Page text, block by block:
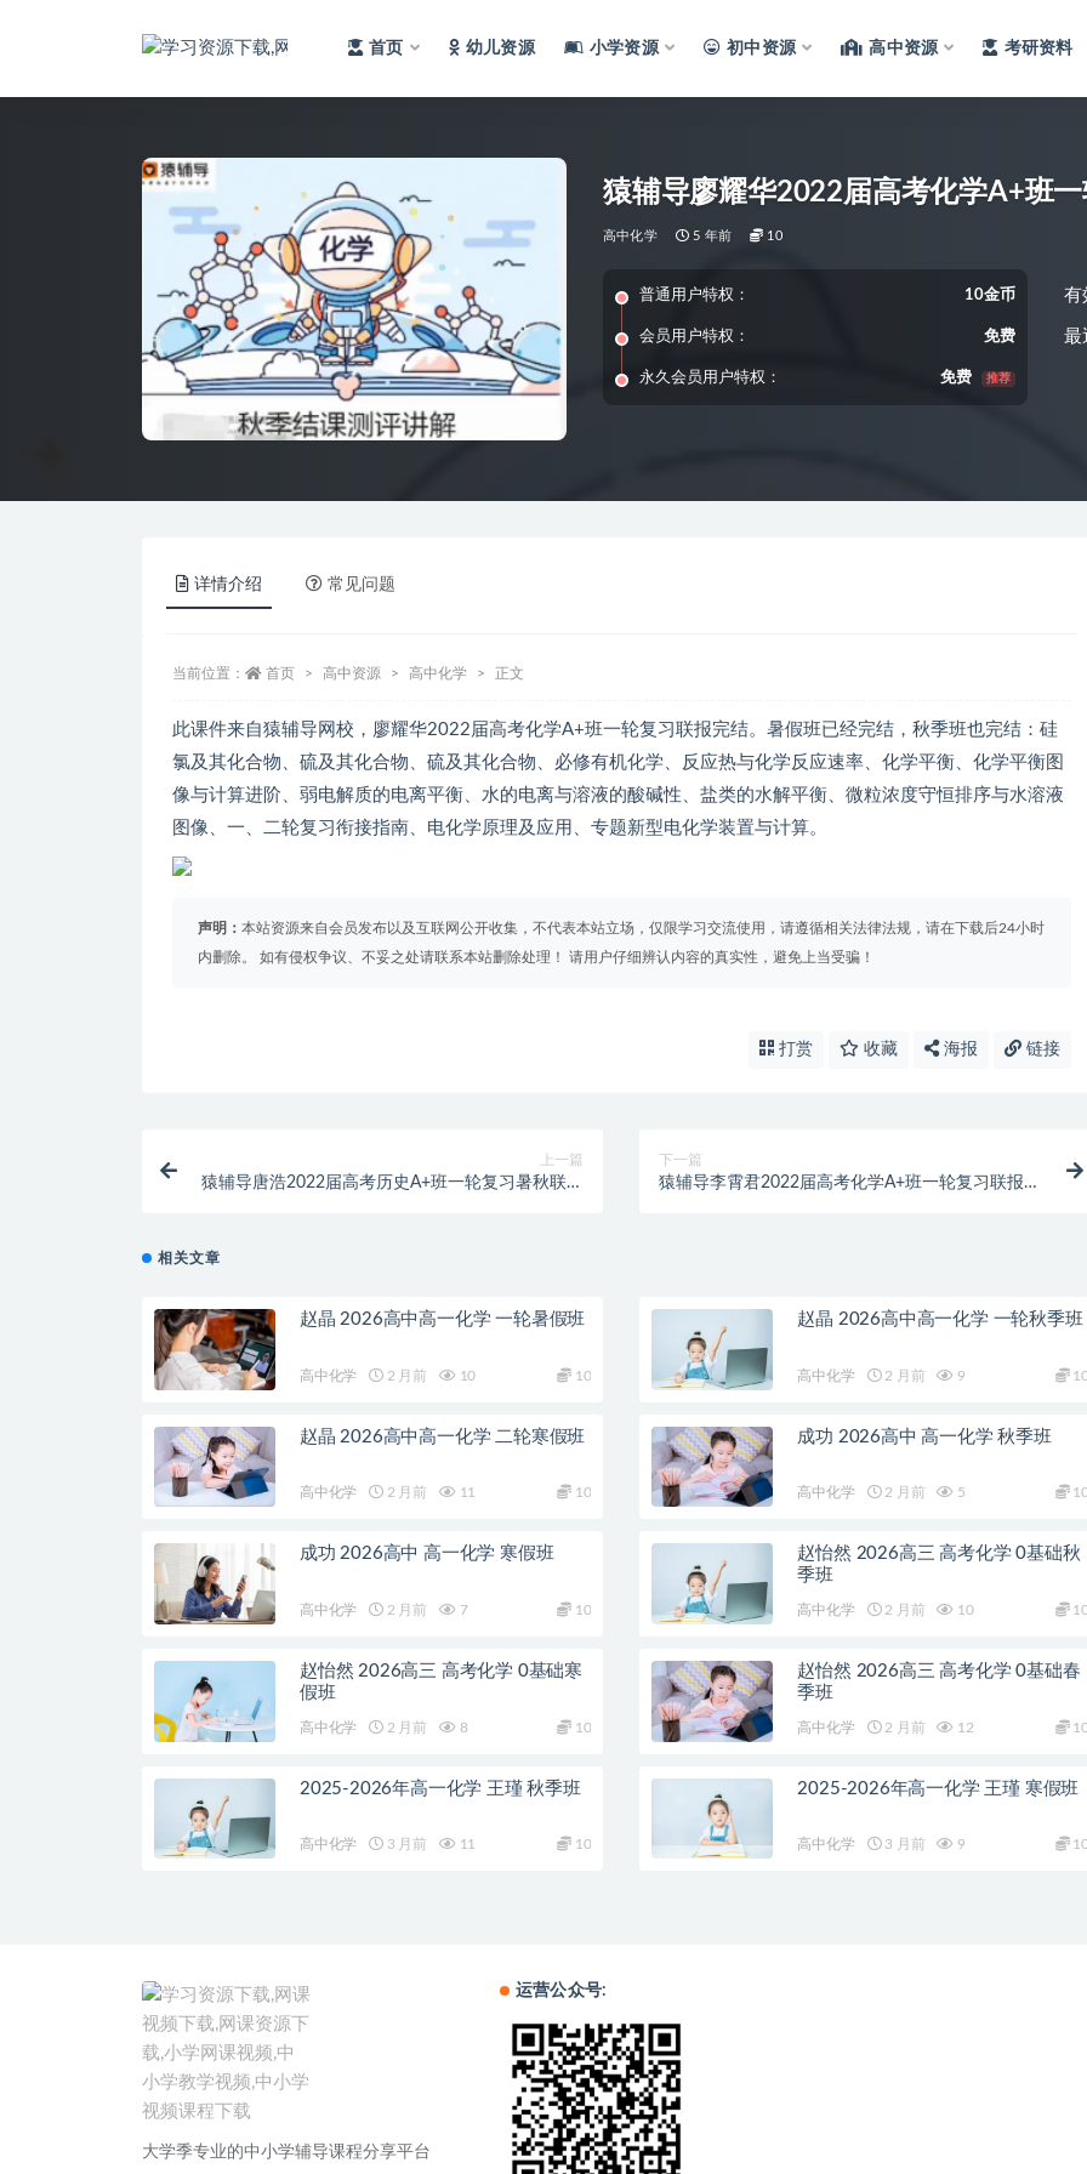
首页 幼儿资源 小学资源 初中资源 高中资源 考研资料
猿辅导廖耀华2022届高考化学A+班
高中化学 5 年前 10
普通用户特权： 10金币
会员用户特权： 免费
永久会员用户特权： 免费 推荐
有
最
详情介绍 常见问题
当前位置： 首页 高中资源 高中化学 正文
此课件来自猿辅导网校，廖耀华2022届高考化学A+班一轮复习联报完结。暑假班已经完结，秋季班也完结：硅
氯及其化合物、硫及其化合物、硫及其化合物、必修有机化学、反应热与化学反应速率、化学平衡、化学平衡图
像与计算进阶、弱电解质的电离平衡、水的电离与溶液的酸碱性、盐类的水解平衡、微粒浓度守恒排序与水溶液
图像、一、二轮复习衔接指南、电化学原理及应用、专题新型电化学装置与计算。
声明： 本站资源来自会员发布以及互联网公开收集，不代表本站立场，仅限学习交流使用，请遵循相关法律法规，请在下载后24小时
内删除。 如有侵权争议、不妥之处请联系本站删除处理！ 请用户仔细辨认内容的真实性，避免上当受骗！
打赏 收藏 海报 链接
上一篇
猿辅导唐浩2022届高考历史A+班一轮复习暑秋联报
下一篇
猿辅导李霄君2022届高考化学A+班一轮复习联报秋
相关文章
赵晶 2026高中高一化学 一轮暑假班
高中化学 2 月前 10 10
赵晶 2026高中高一化学 一轮秋季班
高中化学 2 月前 9
赵晶 2026高中高一化学 二轮寒假班
高中化学 2 月前 11 10
成功 2026高中 高一化学 秋季班
高中化学 2 月前 5
成功 2026高中 高一化学 寒假班
高中化学 2 月前 7 10
赵怡然 2026高三 高考化学 0基础秋
季班
高中化学 2 月前 10
赵怡然 2026高三 高考化学 0基础寒
假班
高中化学 2 月前 8 10
赵怡然 2026高三 高考化学 0基础春
季班
高中化学 2 月前 12
2025-2026年高一化学 王瑾 秋季班
高中化学 3 月前 11 10
2025-2026年高一化学 王瑾 寒假班
高中化学 3 月前 9
大学季专业的中小学辅导课程分享平台
运营公众号: